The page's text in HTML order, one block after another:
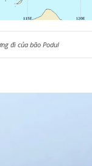
đi của bão Podul